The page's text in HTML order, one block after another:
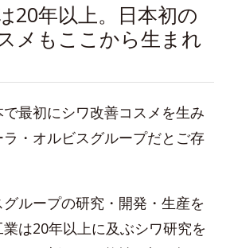
20年以上。日本初の
メもここから生まれ
最初にシワ改善コスメを生み
・オルビスグループだとご存
ループの研究・開発・生産を
は20年以上に及ぶシワ研究を